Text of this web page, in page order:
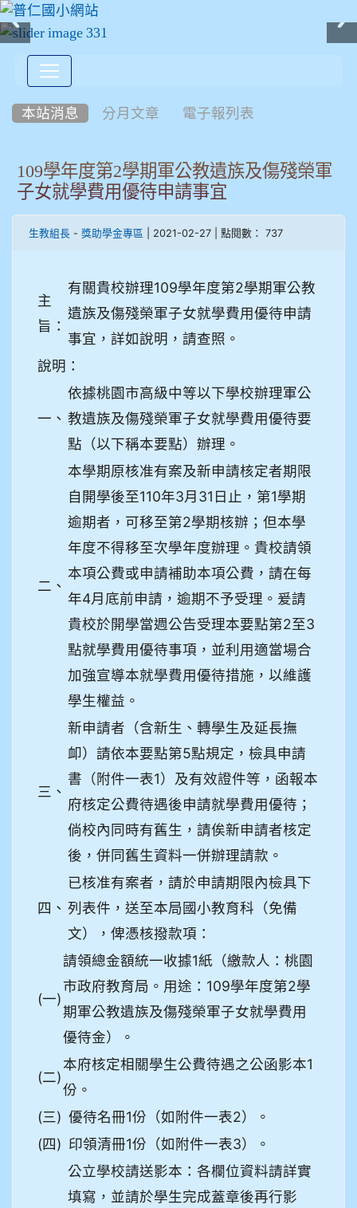
本站消息 分月文章 電子報列表
109學年度第2學期軍公教遺族及傷殘榮軍
子女就學費用優待申請事宜
生教組長 - 獎助學金專區 | 2021-02-27 | 點閱數： 737
主
旨：
有關貴校辦理109學年度第2學期軍公教
遺族及傷殘榮軍子女就學費用優待申請
事宜，詳如說明，請查照。
說明：
一、
依據桃園市高級中等以下學校辦理軍公
教遺族及傷殘榮軍子女就學費用優待要
點（以下稱本要點）辦理。
二、
本學期原核准有案及新申請核定者期限
自開學後至110年3月31日止，第1學期
逾期者，可移至第2學期核辦；但本學
年度不得移至次學年度辦理。貴校請領
本項公費或申請補助本項公費，請在每
年4月底前申請，逾期不予受理。爰請
貴校於開學當週公告受理本要點第2至3
點就學費用優待事項，並利用適當場合
加強宣導本就學費用優待措施，以維護
學生權益。
三、
新申請者（含新生、轉學生及延長撫
卹）請依本要點第5點規定，檢具申請
書（附件一表1）及有效證件等，函報本
府核定公費待遇後申請就學費用優待；
倘校內同時有舊生，請俟新申請者核定
後，併同舊生資料一併辦理請款。
四、
已核准有案者，請於申請期限內檢具下
列表件，送至本局國小教育科（免備
文），俾憑核撥款項：
(一)
請領總金額統一收據1紙（繳款人：桃園
市政府教育局。用途：109學年度第2學
期軍公教遺族及傷殘榮軍子女就學費用
優待金）。
(二)
本府核定相關學生公費待遇之公函影本1
份。
(三) 優待名冊1份（如附件一表2）。
(四) 印領清冊1份（如附件一表3）。
公立學校請送影本：各欄位資料請詳實
填寫，並請於學生完成蓋章後再行影